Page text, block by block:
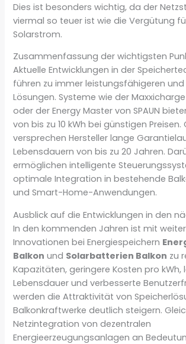
Dies ist besonders wichtig, da der
viermal so teuer ist wie die Vergütung
Solarstrom.
Zusammenfassung der wichtigsten
Aktuelle Entwicklungen in der
führen zu immer leistungsfähigeren
Lösungen. Systeme wie der
oder der Energy Master von SPAUN
von bis zu 10 kWh bei günstigen Preisen.
versprechen Hersteller lange
Lebensdauern von bis zu 20 Jahren.
ermöglichen intelligente
optimale Integration in bestehende
und Smart-Home-Anwendungen.
Ausblick auf die Entwicklungen in den
In den kommenden Jahren ist mit
Innovationen bei Energiespeichern
Balkon und Solarbatterien Balkon zu
Kapazitäten, geringere Kosten pro kWh,
Lebensdauer und verbesserte
werden die Attraktivität von
Balkonkraftwerke deutlich steigern.
Netzintegration von dezentralen
Energieerzeugungsanlagen an